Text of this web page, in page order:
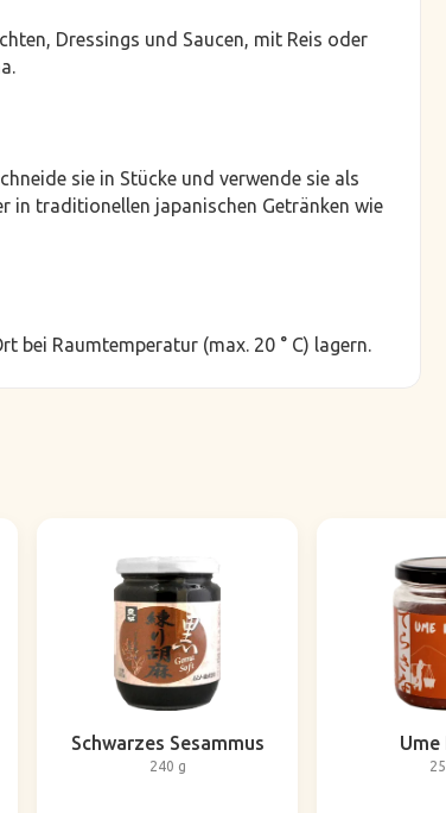
Dressings und Saucen, mit Reis oder
sie in Stücke und verwende sie als
in traditionellen japanischen Getränken wie
bei Raumtemperatur (max. 20 ° C) lagern.
Schwarzes Sesammus
240 g
Ume